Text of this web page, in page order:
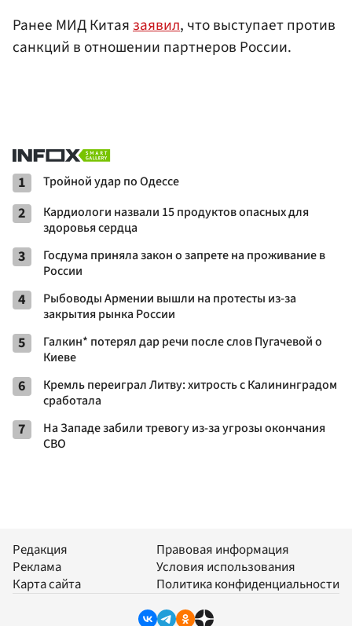
Ранее МИД Китаязаявил, что выступает против
санкций в отношении партнеров России.
1 Тройной удар по Одессe
2
Кардиологи назвали 15 продуктов опасных для
здоровья сердца
3
Госдума приняла закон о запрете на проживание в
России
4
Рыбоводы Армении вышли на протесты из-за
закрытия рынка России
5
Галкин* потерял дар речи после слов Пугачевой о
Киеве
6
Кремль переиграл Литву: хитрость с Калининградом
сработала
7
На Западе забили тревогу из-за угрозы окончания
СВО
Редакция
Реклама
Карта сайта
Правовая информация
Условия использования
Политика конфиденциальности